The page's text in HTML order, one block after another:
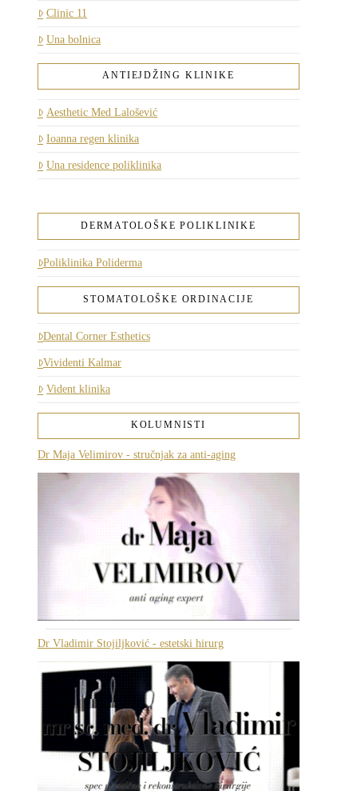
Clinic 11
Una bolnica
ANTIEJDŽING KLINIKE
Aesthetic Med Lalošević
Ioanna regen klinika
Una residence poliklinika
DERMATOLOŠKE POLIKLINIKE
Poliklinika Poliderma
STOMATOLOŠKE ORDINACIJE
Dental Corner Esthetics
Vividenti Kalmar
Vident klinika
KOLUMNISTI
Dr Maja Velimirov - stručnjak za anti-aging
Dr Vladimir Stojiljković - estetski hirurg